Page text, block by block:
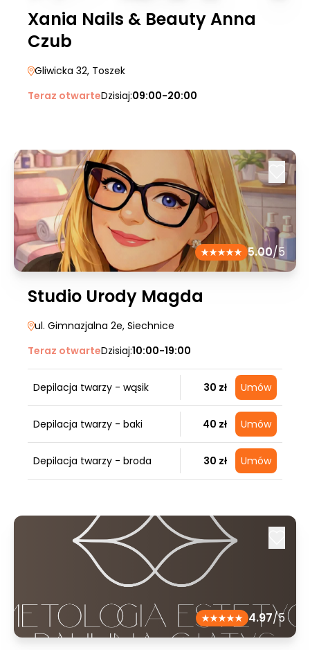
Xania Nails & Beauty Anna
Czub
Gliwicka 32, Toszek
Teraz otwarteDzisiaj:09:00-20:00
5.00/5
Studio Urody Magda
ul. Gimnazjalna 2e, Siechnice
Teraz otwarteDzisiaj:10:00-19:00
Depilacja twarzy - wąsik 30 zł Umów
Depilacja twarzy - baki 40 zł Umów
Depilacja twarzy - broda 30 zł Umów
4.97/5